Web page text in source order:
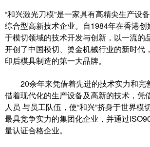
“和兴激光刀模”是一家具有高精尖生产设
综合型高新技术企业。自1984年在香港创
于模切领域的技术开发与创新，以一流的
开创了中国模切、烫金机械行业的新时代
印后模具制造的第一大品牌。
20余年来凭借着先进的技术实力和完
借着现代化的生产设备及高新的技术，凭
人员 与员工队伍，使“和兴”挤身于世界模
最具竞争实力的集团化企业，并通过
量认证合格企业。